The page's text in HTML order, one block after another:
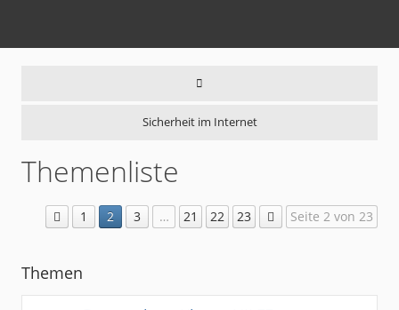
Sicherheit im Internet
Themenliste
1 2 3 … 21 22 23 Seite 2 von 23
Themen